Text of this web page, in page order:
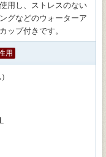
用し、ストレスのない
グなどのウォーターア
ップ付きです。
用